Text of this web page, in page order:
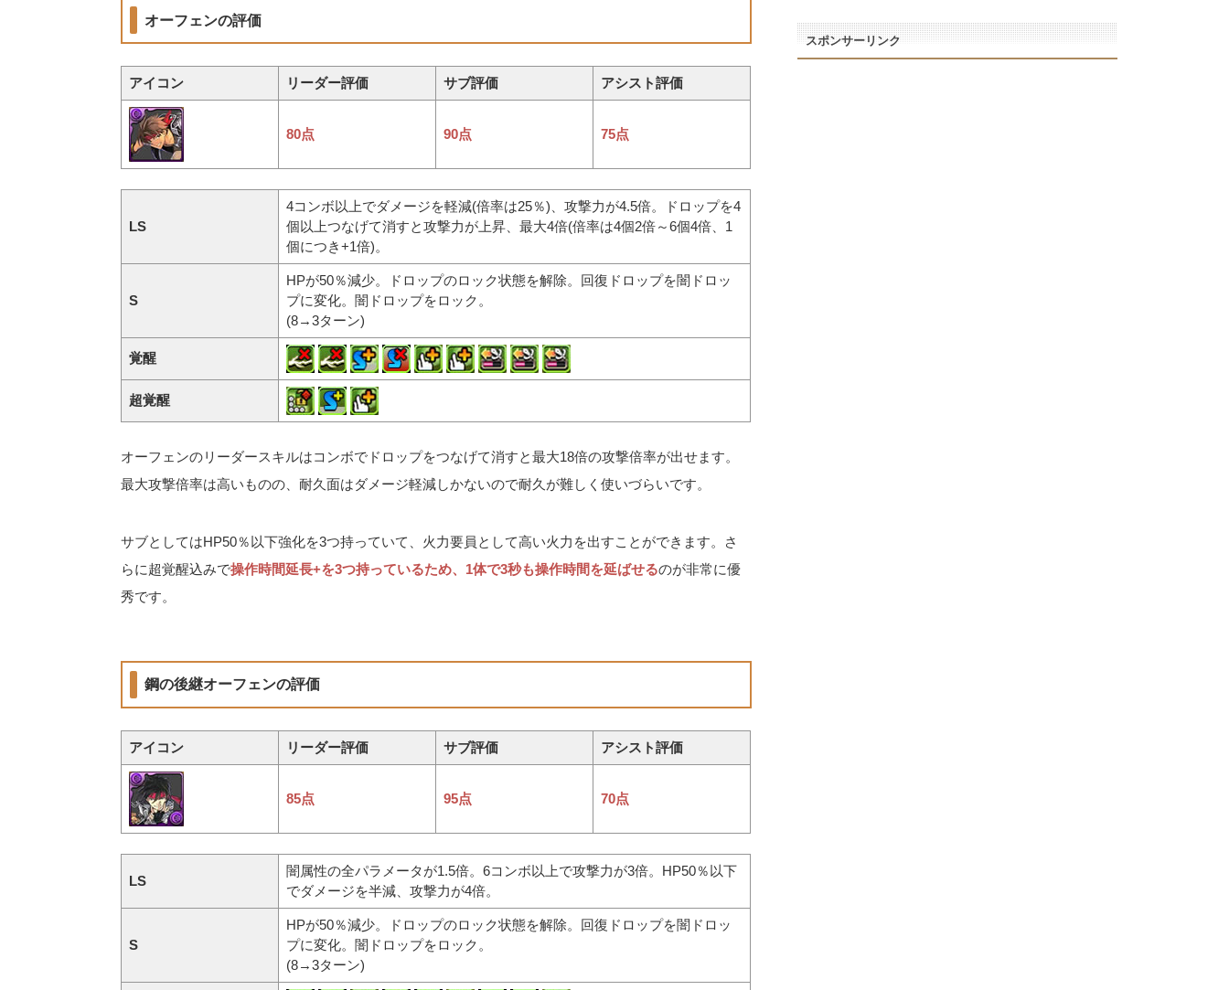
オーフェンの評価
アイコン リーダー評価 サブ評価 アシスト評価
80点 90点 75点
LS
4コンボ以上でダメージを軽減(倍率は25％)、攻撃力が4.5倍。ドロップを4
個以上つなげて消すと攻撃力が上昇、最大4倍(倍率は4個2倍～6個4倍、1
個につき+1倍)。
S
HPが50％減少。ドロップのロック状態を解除。回復ドロップを闇ドロッ
プに変化。闇ドロップをロック。
(8→3ターン)
覚醒
超覚醒
オーフェンのリーダースキルはコンボでドロップをつなげて消すと最大18倍の攻撃倍率が出せます。
最大攻撃倍率は高いものの、耐久面はダメージ軽減しかないので耐久が難しく使いづらいです。
サブとしてはHP50％以下強化を3つ持っていて、火力要員として高い火力を出すことができます。さ
らに超覚醒込みで操作時間延長+を3つ持っているため、1体で3秒も操作時間を延ばせるのが非常に優
秀です。
鋼の後継オーフェンの評価
アイコン リーダー評価 サブ評価 アシスト評価
85点 95点 70点
LS
闇属性の全パラメータが1.5倍。6コンボ以上で攻撃力が3倍。HP50％以下
でダメージを半減、攻撃力が4倍。
S
HPが50％減少。ドロップのロック状態を解除。回復ドロップを闇ドロッ
プに変化。闇ドロップをロック。
(8→3ターン)
スポンサーリンク